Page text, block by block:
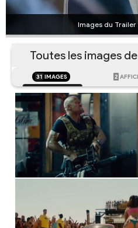
Images du
Toutes les images de
31 IMAGES 2